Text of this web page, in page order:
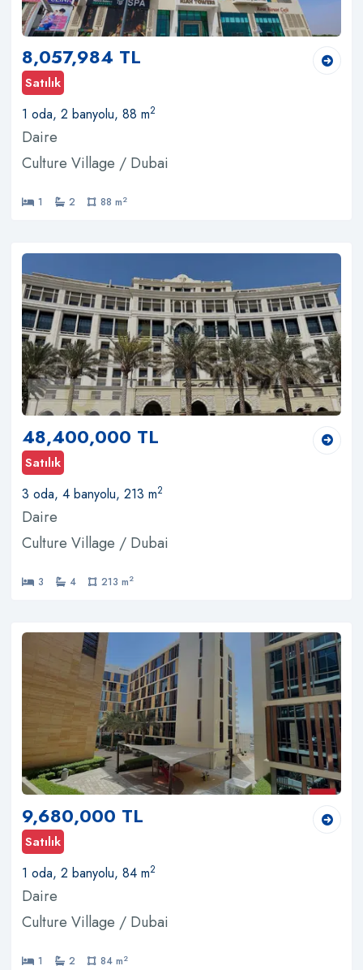
8,057,984 TL
Satılık
1 oda, 2 banyolu, 88 m2
Daire
Culture Village / Dubai
1 2 88 m2
48,400,000 TL
Satılık
3 oda, 4 banyolu, 213 m2
Daire
Culture Village / Dubai
3 4 213 m2
9,680,000 TL
Satılık
1 oda, 2 banyolu, 84 m2
Daire
Culture Village / Dubai
1 2 84 m2